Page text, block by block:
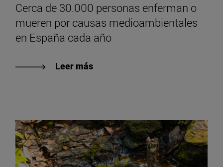
Cerca de 30.000 personas enferman o
mueren por causas medioambientales
en España cada año
Leer más